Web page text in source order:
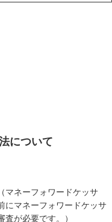
について
マネーフォワードケッサ
にマネーフォワードケッサ
査が必要です。）